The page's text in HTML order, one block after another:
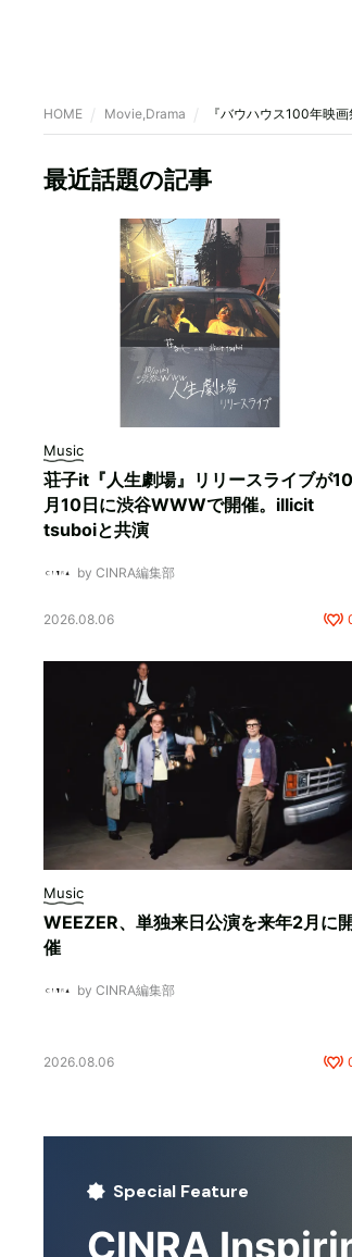
HOME Movie,Drama 『バウハウス100年映
最近話題の記事
Music
荘子it『人生劇場』リリースライブが10
月10日に渋谷WWWで開催。illicit
tsuboiと共演
by CINRA編集部
2026.08.06
Music
WEEZER、単独来日公演を来年2月に開
催
by CINRA編集部
2026.08.06
Special Feature
CINRA